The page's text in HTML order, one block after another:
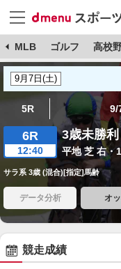
MLB ゴルフ 高校
5R 9/
6R
12:40
3歳未勝利
平地 芝 右・
サラ系 3歳 (混合)[指定]馬齢
データ分析 オ
競走成績